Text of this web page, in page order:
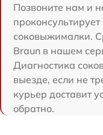
Позвоните нам и
проконсультирует
соковыжималки.
Braun в нашем
Диагностика
выезде, если не
курьер доставит
обратно.